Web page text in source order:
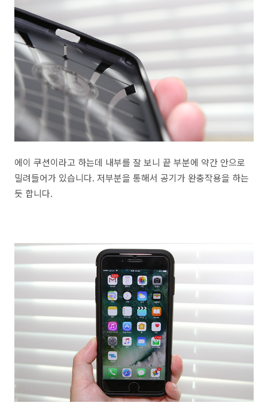
에이 쿠션이라고 하는데 내부를 잘 보니 끝 부분에 약간 안으로
밀려들어가 있습니다. 저부분을 통해서 공기가 완충작용을 하는
듯 합니다.